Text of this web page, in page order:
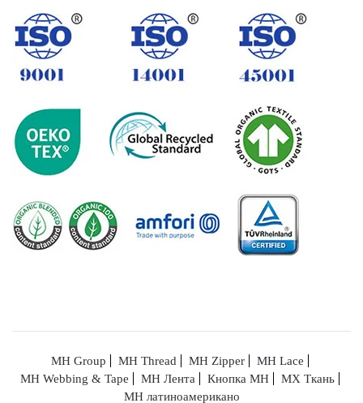
MH Group MH Thread MH Zipper
MH Lace
MH Webbing & Tape
MH Лента Кнопка MH
МХ Ткань
MH латиноамерикано